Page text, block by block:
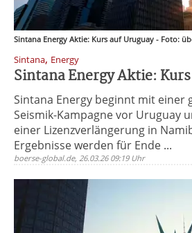
Sintana Energy Aktie: Kurs auf Uruguay - Foto:
Sintana, Energy
Sintana Energy Aktie:
Sintana Energy beginnt mit einer
Seismik-Kampagne vor Uruguay
einer Lizenzverlängerung in
Ergebnisse werden für Ende ...
boerse-global.de, 26.03.26 09:19 Uhr